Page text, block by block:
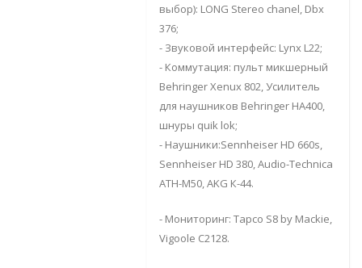
выбор): LONG Stereo chanel, Dbx
376;
- Звуковой интерфейс: Lynx L22;
- Коммутация: пульт микшерный
Behringer Xenux 802, Усилитель
для наушников Behringer HA400,
шнуры quik lok;
- Наушники:Sennheiser HD 660s,
Sennheiser HD 380, Audio-Technica
ATH-M50, AKG К-44.
- Мониторинг: Tapco S8 by Mackie,
Vigoole C2128.